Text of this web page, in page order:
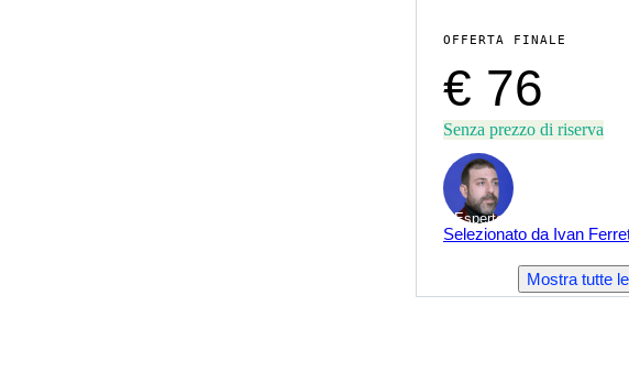
OFFERTA FINALE
€ 76
Senza prezzo di riserva
Esperto
Selezionato da Ivan
Mostra tutte